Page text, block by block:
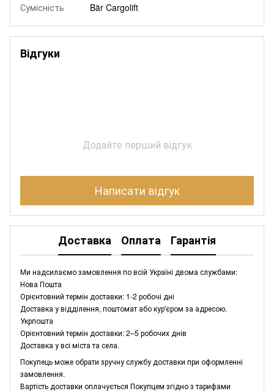
Сумісність Bär Cargolift
Відгуки
Додайте перший відгук
Написати відгук
Доставка Оплата Гарантія
Ми надсилаємо замовлення по всій Україні двома службами:
Нова Пошта
Орієнтовний термін доставки: 1-2 робочі дні
Доставка у відділення, поштомат або кур'єром за адресою.
Укрпошта
Орієнтовний термін доставки: 2–5 робочих днів
Доставка у всі міста та села.
Покупець може обрати зручну службу доставки при оформленні
замовлення.
Вартість доставки оплачується Покупцем згідно з тарифами